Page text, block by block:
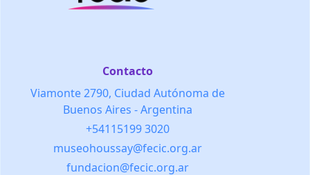
Contacto
Viamonte 2790, Ciudad Autónoma de
Buenos Aires - Argentina
+54115199 3020
museohoussay@fecic.org.ar
fundacion@fecic.org.ar